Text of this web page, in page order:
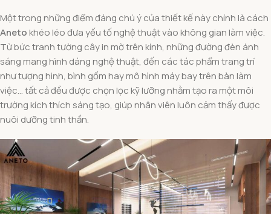
Một trong những điểm đáng chú ý của thiết kế này chính là cách
Aneto khéo léo đưa yếu tố nghệ thuật vào không gian làm việc.
Từ bức tranh tường cây in mờ trên kính, những đường đèn ánh
sáng mang hình dáng nghệ thuật, đến các tác phẩm trang trí
như tượng hình, bình gốm hay mô hình máy bay trên bàn làm
việc… tất cả đều được chọn lọc kỹ lưỡng nhằm tạo ra một môi
trường kích thích sáng tạo, giúp nhân viên luôn cảm thấy được
nuôi dưỡng tinh thần.